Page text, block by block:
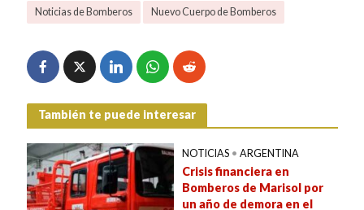
Noticias de Bomberos Nuevo Cuerpo de Bomberos
También te puede interesar
NOTICIAS • ARGENTINA
Crisis financiera en
Bomberos de Marisol por
un año de demora en el